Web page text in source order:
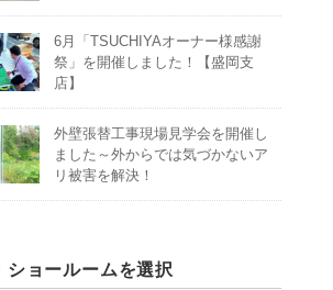
6月「TSUCHIYAオーナー様感謝
祭」を開催しました！【盛岡支
店】
外壁張替工事現場見学会を開催し
ました～外からでは気づかないア
リ被害を解決！
ショールームを選択